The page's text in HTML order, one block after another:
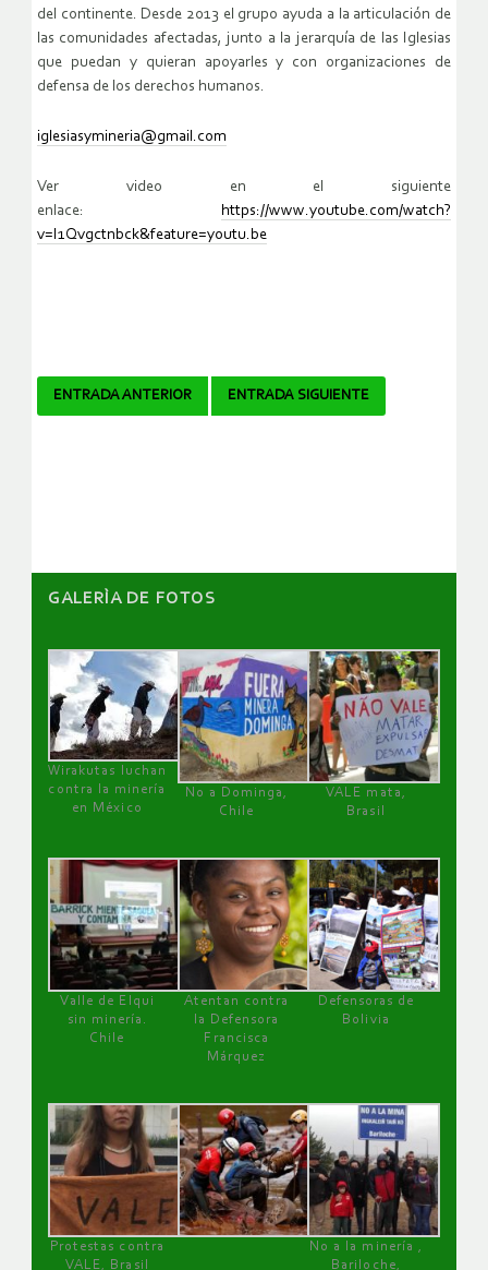
del continente. Desde 2013 el grupo ayuda a la articulación de
las comunidades afectadas, junto a la jerarquía de las Iglesias
que puedan y quieran apoyarles y con organizaciones de
defensa de los derechos humanos.
iglesiasymineria@gmail.com
Ver video en el siguiente
enlace:
https://www.youtube.com/watch?
v=I1Qvgctnbck&feature=youtu.be
Navegador
ENTRADA ANTERIOR ENTRADA SIGUIENTE
GALERÌA DE FOTOS
Wirakutas luchan
contra la minería
en México
No a Dominga,
Chile
VALE mata,
Brasil
Valle de Elqui
sin minería.
Chile
Atentan contra
la Defensora
Francisca
Márquez
Defensoras de
Bolivia
Protestas contra
VALE, Brasil
No a la minería ,
Bariloche,